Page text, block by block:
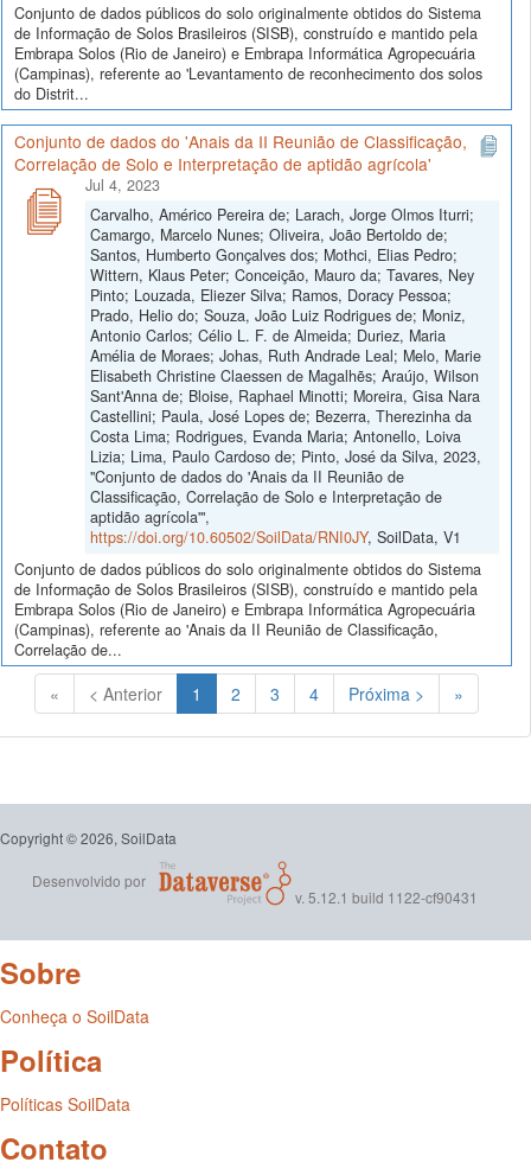
Conjunto de dados públicos do solo originalmente obtidos do Sistema
de Informação de Solos Brasileiros (SISB), construído e mantido pela
Embrapa Solos (Rio de Janeiro) e Embrapa Informática Agropecuária
(Campinas), referente ao 'Levantamento de reconhecimento dos solos
do Distrit...
Conjunto de dados do 'Anais da II Reunião de Classificação,
Correlação de Solo e Interpretação de aptidão agrícola'
Jul 4, 2023
Carvalho, Américo Pereira de; Larach, Jorge Olmos Iturri;
Camargo, Marcelo Nunes; Oliveira, João Bertoldo de;
Santos, Humberto Gonçalves dos; Mothci, Elias Pedro;
Wittern, Klaus Peter; Conceição, Mauro da; Tavares, Ney
Pinto; Louzada, Eliezer Silva; Ramos, Doracy Pessoa;
Prado, Helio do; Souza, João Luiz Rodrigues de; Moniz,
Antonio Carlos; Célio L. F. de Almeida; Duriez, Maria
Amélia de Moraes; Johas, Ruth Andrade Leal; Melo, Marie
Elisabeth Christine Claessen de Magalhẽs; Araújo, Wilson
Sant'Anna de; Bloise, Raphael Minotti; Moreira, Gisa Nara
Castellini; Paula, José Lopes de; Bezerra, Therezinha da
Costa Lima; Rodrigues, Evanda Maria; Antonello, Loiva
Lizia; Lima, Paulo Cardoso de; Pinto, José da Silva, 2023,
"Conjunto de dados do 'Anais da II Reunião de
Classificação, Correlação de Solo e Interpretação de
aptidão agrícola'",
https://doi.org/10.60502/SoilData/RNI0JY, SoilData, V1
Conjunto de dados públicos do solo originalmente obtidos do Sistema
de Informação de Solos Brasileiros (SISB), construído e mantido pela
Embrapa Solos (Rio de Janeiro) e Embrapa Informática Agropecuária
(Campinas), referente ao 'Anais da II Reunião de Classificação,
Correlação de...
« < Anterior 1 (Atual)
2 3 4 Próxima > »
Copyright © 2026, SoilData
Desenvolvido por
v. 5.12.1 build 1122-cf90431
Sobre
Conheça o SoilData
Política
Políticas SoilData
Contato